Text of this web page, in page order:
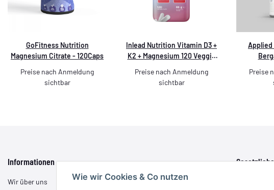
GoFitness Nutrition
Magnesium Citrate - 120Caps
Preise nach Anmeldung
sichtbar
Inlead Nutrition Vitamin D3 +
K2 + Magnesium 120 Veggie
Preise nach Anmeldung
sichtbar
Preise
Informationen
Wir über uns
Wie wir Cookies & Co nutzen